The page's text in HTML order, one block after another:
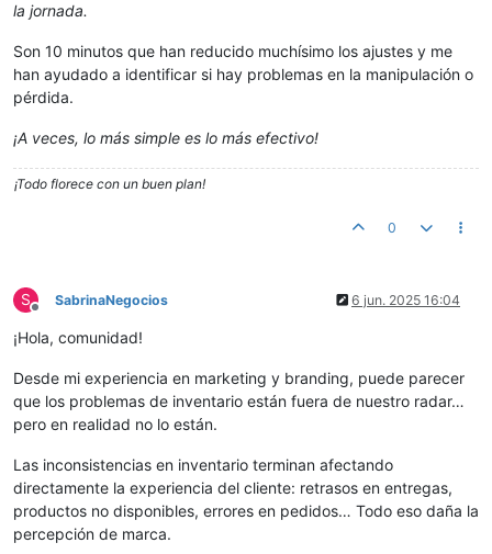
la jornada.
Son 10 minutos que han reducido muchísimo los ajustes y me
han ayudado a identificar si hay problemas en la manipulación o
pérdida.
¡A veces, lo más simple es lo más efectivo!
¡Todo florece con un buen plan!
0
S
Desconectado
SabrinaNegocios 6 jun. 2025 16:04
¡Hola, comunidad!
Desde mi experiencia en marketing y branding, puede parecer
que los problemas de inventario están fuera de nuestro radar…
pero en realidad no lo están.
Las inconsistencias en inventario terminan afectando
directamente la experiencia del cliente: retrasos en entregas,
productos no disponibles, errores en pedidos… Todo eso daña la
percepción de marca.